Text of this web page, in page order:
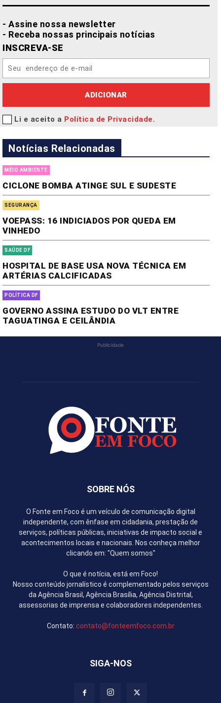
- Assine nossa newsletter
- Receba nossas principais notícias
INSCREVA-SE
ADICIONAR
Li e aceito a Política de Privacidade.
Notícias Relacionadas
MEIO AMBIENTE
CICLONE BOMBA ATINGE SUL E SUDESTE
SEGURANÇA
VOEPASS: 16 INDICIADOS POR QUEDA EM
VINHEDO
SAÚDE DF
HOSPITAL DE BASE USA NOVA TÉCNICA EM
ARTÉRIAS CALCIFICADAS
POLÍTICA DF
GOVERNO ASSINA ESTUDO DO VLT ENTRE
TAGUATINGA E CEILÂNDIA
Publicidade
SOBRE NÓS
O Fonte em Foco é um veículo de comunicação digital
independente, com ênfase em cidadania, prestação de
serviços, políticas públicas, iniciativas de impacto social e
acontecimentos locais e nacionais. Nos conheça melhor
clicando em: "Quem somos"
O que é notícia, está em Foco!
Nosso conteúdo jornalístico é complementado pelos serviços
da Agência Brasil, Agência Brasília, Agência Distrital,
assessorias de imprensa e colaboradores independentes.
Contato: contato@fonteemfoco.com.br
SIGA-NOS